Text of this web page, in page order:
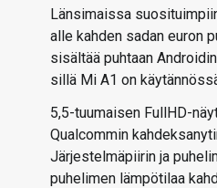
Länsimaissa
alle kahden sadan euron
sisältää puhtaan
sillä Mi A1 on
5,5-tuumaisen FullHD-
Qualcommin
Järjestelmäpiirin ja
puhelimen lämpötilaa